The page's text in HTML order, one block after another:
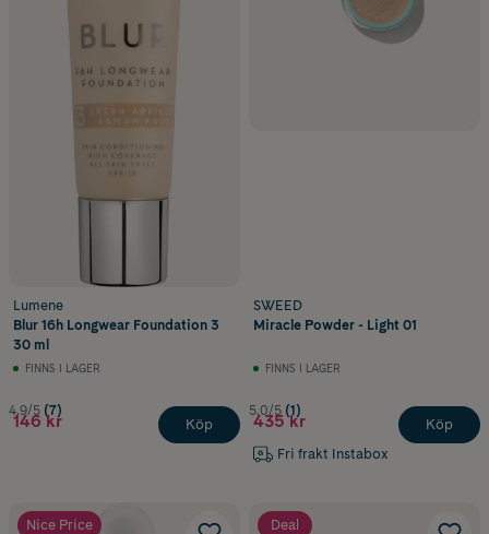
Lumene
Blur 16h Longwear Foundation 3
30 ml
FINNS I LAGER
4.9/5 (7)
146 kr Köp
SWEED
Miracle Powder - Light 01
FINNS I LAGER
5.0/5 (1)
435 kr
Fri frakt Instabox
Köp
Nice Price Deal